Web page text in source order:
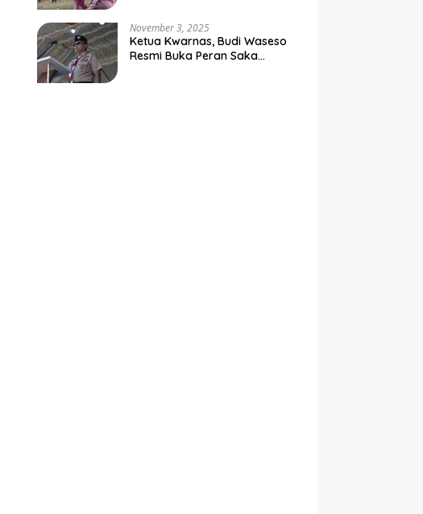
November 3, 2025
Ketua Kwarnas, Budi Waseso
Resmi Buka Peran Saka